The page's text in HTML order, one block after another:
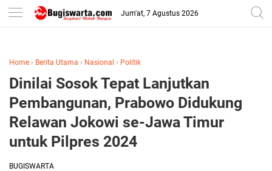
-->
Jum'at, 7 Agustus 2026
Home › Berita Utama › Nasional › Politik
Dinilai Sosok Tepat Lanjutkan
Pembangunan, Prabowo Didukung
Relawan Jokowi se-Jawa Timur
untuk Pilpres 2024
BUGISWARTA